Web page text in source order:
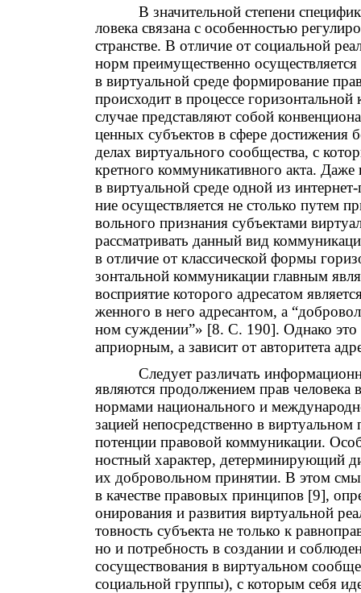
В значительной степени
ловека связана с особенностью
странстве. В отличие от социальной
норм преимущественно
в виртуальной среде формирование
происходит в процессе
случае представляют собой
ценных субъектов в сфере достижения
делах виртуального сообщества, с
кретного коммуникативного акта. Даже
в виртуальной среде одной из
ние осуществляется не столько путем
вольного признания субъектами
рассматривать данный вид
в отличие от классической формы
зонтальной коммуникации главным
восприятие которого адресатом
женного в него адресантом, а
ном суждении”» [8. С. 190]. Однако это
априорным, а зависит от авторитета
Следует различать
являются продолжением прав человека
нормами национального и
зацией непосредственно в
потенции правовой коммуникации.
ностный характер, детерминирующий
их добровольном принятии. В этом
в качестве правовых принципов [9],
онирования и развития виртуальной
товность субъекта не только к
но и потребность в создании и
сосуществования в виртуальном
социальной группы), с которым себя